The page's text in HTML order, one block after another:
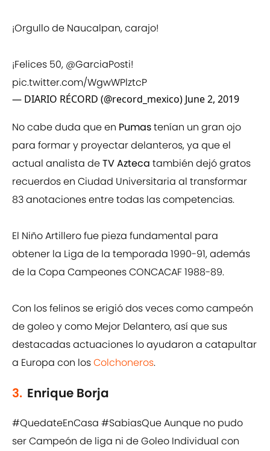
¡Orgullo de Naucalpan, carajo!
¡Felices 50, @GarciaPosti!
pic.twitter.com/WgwWPlztcP
— DIARIO RÉCORD (@record_mexico) June 2, 2019
No cabe duda que en Pumastenían un gran ojo
para formar y proyectar delanteros, ya que el
actual analista deTV Azteca también dejó gratos
recuerdos en Ciudad Universitaria al transformar
83 anotaciones entre todas las competencias.
El Niño Artillero fue pieza fundamental para
obtener la Liga de la temporada 1990-91, además
de la Copa Campeones CONCACAF 1988-89.
Con los felinos se erigió dos veces como campeón
de goleo y como Mejor Delantero, así que sus
destacadas actuaciones lo ayudaron a catapultar
a Europa con losColchoneros.
3. Enrique Borja
#QuedateEnCasa #SabiasQueAunque no pudo
ser Campeón de liga ni de Goleo Individual con